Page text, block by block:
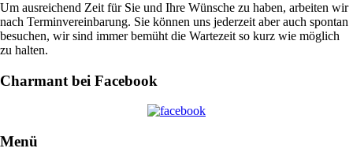
Um ausreichend Zeit für Sie und Ihre Wünsche zu haben, arbeiten wir
nach Terminvereinbarung. Sie können uns jederzeit aber auch spontan
besuchen, wir sind immer bemüht die Wartezeit so kurz wie möglich
zu halten.
Charmant bei Facebook
Menü